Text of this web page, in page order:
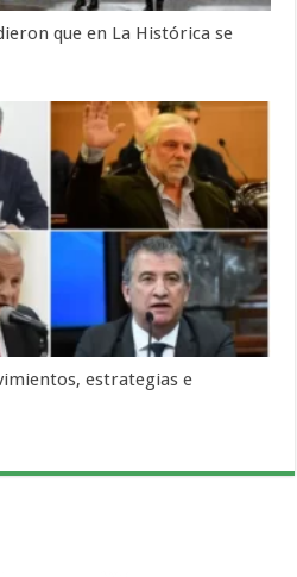
que en La Histórica se
estrategias e